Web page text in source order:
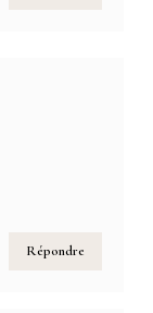
Répondre